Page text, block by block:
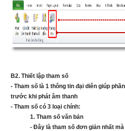
B2. Thiết lập tham số
- Tham số là 1 thông tin đại diên giúp
trước khi phát âm thanh
- Tham số có 3 loại chính:
1. Tham số văn bản
- Đây là tham số đơn giản nhất